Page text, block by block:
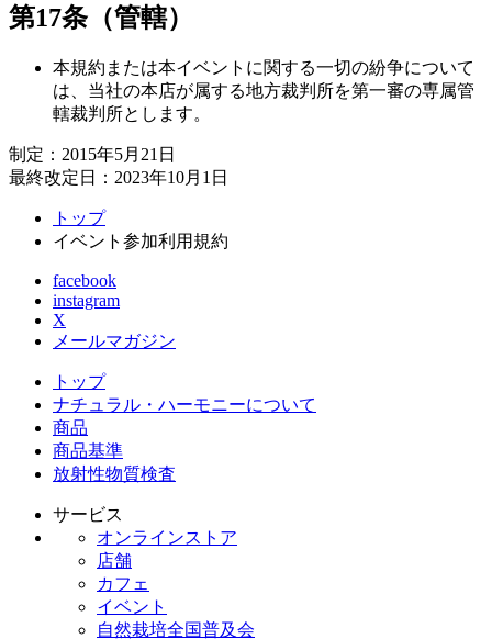
第17条（管轄）
本規約または本イベントに関する一切の紛争について
は、当社の本店が属する地方裁判所を第一審の専属管
轄裁判所とします。
制定：2015年5月21日
最終改定日：2023年10月1日
トップ
イベント参加利用規約
facebook
instagram
X
メールマガジン
トップ
ナチュラル・ハーモニーについて
商品
商品基準
放射性物質検査
サービス
オンラインストア
店舗
カフェ
イベント
自然栽培全国普及会